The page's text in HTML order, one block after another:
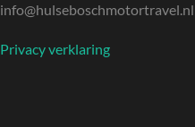
info@hulseboschmotortravel.nl
Privacy verklaring